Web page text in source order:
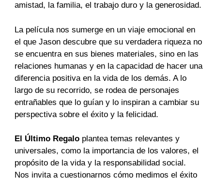
amistad, la familia, el trabajo duro y la generosidad.
La película nos sumerge en un viaje emocional en
el que Jason descubre que su verdadera riqueza no
se encuentra en sus bienes materiales, sino en las
relaciones humanas y en la capacidad de hacer una
diferencia positiva en la vida de los demás. A lo
largo de su recorrido, se rodea de personajes
entrañables que lo guían y lo inspiran a cambiar su
perspectiva sobre el éxito y la felicidad.
El Último Regalo plantea temas relevantes y
universales, como la importancia de los valores, el
propósito de la vida y la responsabilidad social.
Nos invita a cuestionarnos cómo medimos el éxito